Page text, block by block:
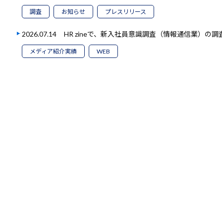
調査 お知らせ プレスリリース
2026.07.14 HR zineで、新入社員意識調査（情報通信業）の
メディア紹介実績 WEB